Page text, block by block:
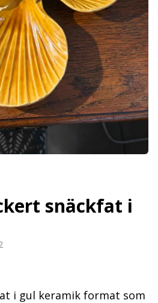
snäckfat i
i gul keramik format som